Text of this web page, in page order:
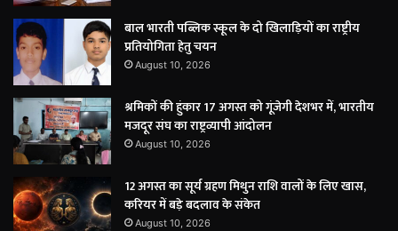
बाल भारती पब्लिक स्कूल के दो खिलाड़ियों का राष्ट्रीय
प्रतियोगिता हेतु चयन
August 10, 2026
श्रमिकों की हुंकार 17 अगस्त को गूंजेगी देशभर में, भारतीय
मजदूर संघ का राष्ट्रव्यापी आंदोलन
August 10, 2026
12 अगस्त का सूर्य ग्रहण मिथुन राशि वालों के लिए खास,
करियर में बड़े बदलाव के संकेत
August 10, 2026